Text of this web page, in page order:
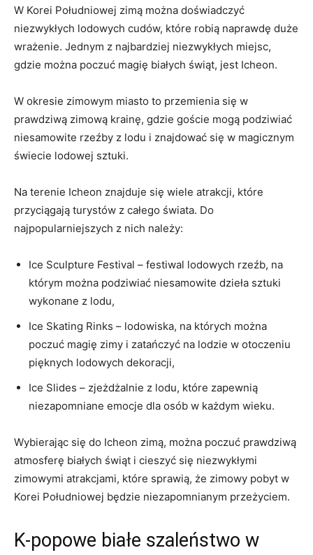
W Korei Południowej zimą można doświadczyć​
niezwykłych lodowych cudów, które robią naprawdę⁣ duże
wrażenie. Jednym z najbardziej niezwykłych miejsc,
⁢gdzie można⁣ poczuć​ magię​ białych świąt, jest Icheon.
W ‍okresie zimowym miasto to przemienia się w
prawdziwą zimową ⁢krainę, ‍gdzie goście mogą podziwiać
niesamowite rzeźby z lodu i znajdować się ‌w magicznym‍
świecie lodowej sztuki.
Na terenie Icheon znajduje się⁤ wiele atrakcji, które
przyciągają turystów z całego świata. Do
najpopularniejszych z nich⁣ należy:
Ice Sculpture Festival – festiwal lodowych rzeźb, na⁢
którym⁤ można⁤ podziwiać niesamowite⁢ dzieła sztuki
wykonane z‍ lodu,
Ice Skating Rinks⁤ – lodowiska,​ na których​ można ​
poczuć magię zimy i zatańczyć ‍na lodzie w otoczeniu
pięknych lodowych dekoracji,
Ice Slides – zjeżdżalnie z lodu, które zapewnią
niezapomniane emocje dla osób w każdym wieku.
Wybierając się do Icheon zimą, można⁤ poczuć prawdziwą
atmosferę białych świąt i cieszyć⁣ się niezwykłymi
zimowymi atrakcjami, które sprawią, że zimowy pobyt w
Korei Południowej będzie⁣ niezapomnianym przeżyciem.
K-popowe białe szaleństwo⁢ w